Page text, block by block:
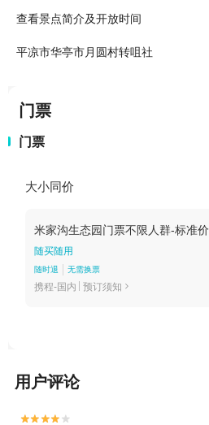
查看景点简介及开放时间
平凉市华亭市月圆村转咀社
门票
门票
大小同价
米家沟生态园门票不限人群-标准价
随买随用
随时退 无需换票
携程-国内 预订须知 
用户评论

